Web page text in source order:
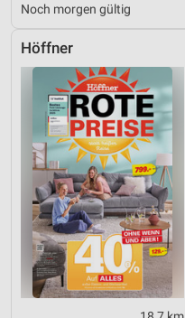
Noch morgen gültig
Höffner